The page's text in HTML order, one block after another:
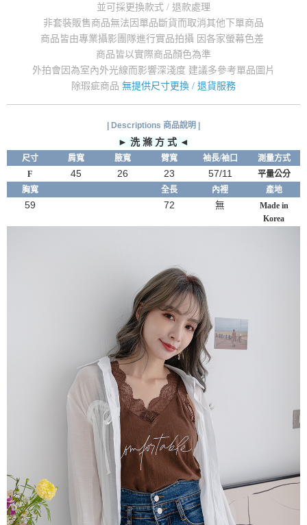
並可採更換款式 / 退款處理
非套裝販售商品無法因單品斷貨而取消其他下單商品
商品皆由專業攝影團隊進行實品拍攝 因各家螢幕色差
商品皆以實際商品顏色為準
外拍會因為室內外光線而影響深淺度 建議多參考單品圖片
除瑕疵商品 無提供尺寸更換 / 退貨服務
| Descriptions 商品說明 |
► 洗 滌 方 式 ◄
尺寸 肩寬 腋寬 臂寬 袖長/袖口
測量方式
F
45 26 23 57/11
平量公分
胸寬
全長 內裡 產地
59 72 無
Made in
Korea